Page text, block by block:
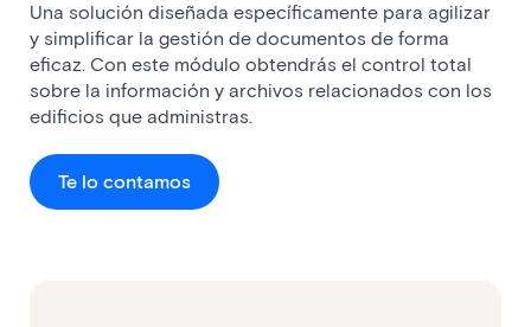
Una solución diseñada específicamente para agilizar
y simplificar la gestión de documentos de forma
eficaz. Con este módulo obtendrás el control total
sobre la información y archivos relacionados con los
edificios que administras.
Te lo contamos